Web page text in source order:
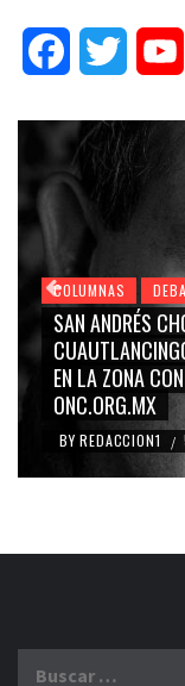
FacebookTwitter
COLUMNAS
GRACE
CARMEN
BLANCO, SILVIA
BY REDACCION1 /